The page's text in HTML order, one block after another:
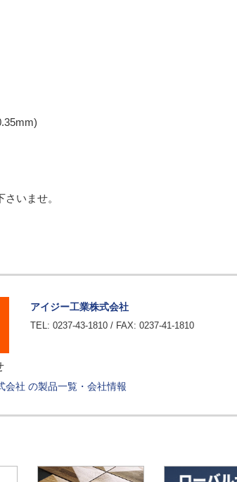
いませ。
アイジー工業株式会社
TEL: 0237-43-1810 / FAX: 0237-41-1810
会社 の製品一覧・会社情報